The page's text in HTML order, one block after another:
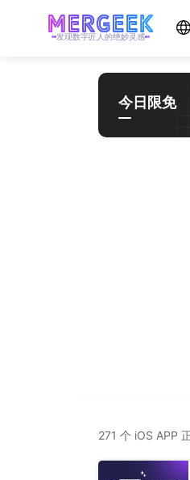
产品玩家 - mergeek.com
每天获取最新产品，优质应用信息
Follow - 产品限免情报
追踪应用游戏价格波动并提醒
发现数字匠人的绝妙灵感
今日限免
271 个 iOS APP